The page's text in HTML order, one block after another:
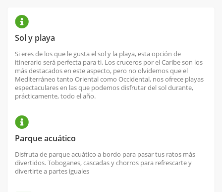
Sol y playa
Si eres de los que le gusta el sol y la playa, esta opción de
itinerario será perfecta para ti. Los cruceros por el Caribe son los
más destacados en este aspecto, pero no olvidemos que el
Mediterráneo tanto Oriental como Occidental, nos ofrece playas
espectaculares en las que podemos disfrutar del sol durante,
prácticamente, todo el año.
Parque acuático
Disfruta de parque acuático a bordo para pasar tus ratos más
divertidos. Toboganes, cascadas y chorros para refrescarte y
divertirte a partes iguales